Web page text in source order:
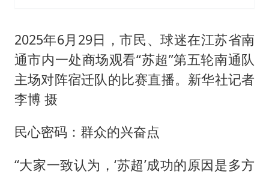
2025年6月29日，市民、球迷在江苏省南
通市内一处商场观看“苏超”第五轮南通队
主场对阵宿迁队的比赛直播。新华社记者
李博 摄
民心密码：群众的兴奋点
“大家一致认为，‘苏超’成功的原因是多方